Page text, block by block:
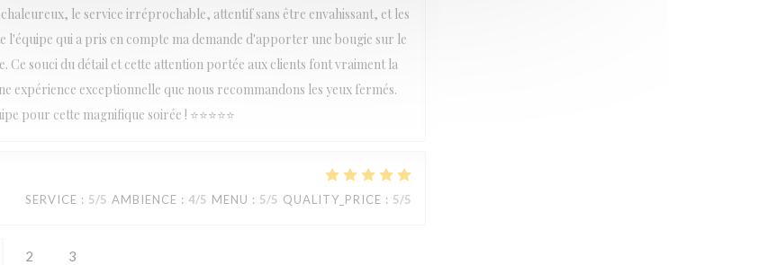
le service irréprochable, attentif sans être envahissant, et les
l'équipe qui a pris en compte ma demande d'apporter une bougie sur le
Ce souci du détail et cette attention portée aux clients font vraiment la
expérience exceptionnelle que nous recommandons les yeux fermés.
pour cette magnifique soirée ! ⭐⭐⭐⭐⭐
SERVICE : 5/5 AMBIENCE : 4/5 MENU : 5/5 QUALITY_PRICE : 5/5
2 3